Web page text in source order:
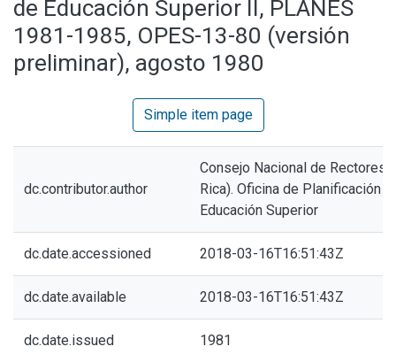
de Educación Superior II, PLANES
1981-1985, OPES-13-80 (versión
preliminar), agosto 1980
Simple item page
dc.contributor.author
Consejo Nacional de Rectores
Rica). Oficina de Planificación
Educación Superior
dc.date.accessioned 2018-03-16T16:51:43Z
dc.date.available 2018-03-16T16:51:43Z
dc.date.issued 1981